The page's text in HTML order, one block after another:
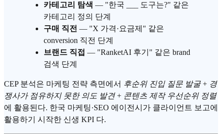
카테고리 탐색 — "한국 ___ 도구는?" 같은
카테고리 정의 단계
구매 직전 — "X 가격·요금제" 같은
conversion 직전 단계
브랜드 직접 — "RanketAI 후기" 같은 brand
검색 단계
CEP 분석은 마케팅 전략 측면에서 후순위 진입 질문 발굴+ 경
쟁사가 점유하지 못한 의도 발견+ 콘텐츠 제작 우선순위 정렬
에 활용된다. 한국 마케팅·SEO 에이전시가 클라이언트 보고에
활용하기 시작한 신생 KPI 다.